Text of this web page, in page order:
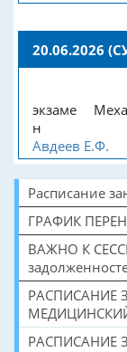
20.06.2026
экзаме
н
Авдеев Е.Ф.
Расписание
ГРАФИК
ВАЖНО К
РАСПИСАНИЕ
МЕДИЦИНСКИЙ
РАСПИСАНИЕ